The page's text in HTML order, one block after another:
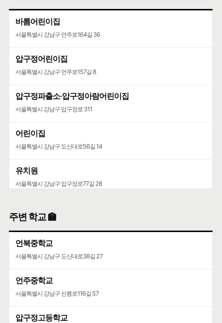
바롬어린이집
서울특별시 강남구 언주로164길 36
압구정어린이집
서울특별시 강남구 언주로157길 8
압구정파출소·압구정아람어린이집
서울특별시 강남구 압구정로 311
어린이집
서울특별시 강남구 도산대로56길 14
유치원
서울특별시 강남구 압구정로77길 28
주변 학교 🏫
언북중학교
서울특별시 강남구 도산대로38길 27
언주중학교
서울특별시 강남구 선릉로116길 57
압구정고등학교